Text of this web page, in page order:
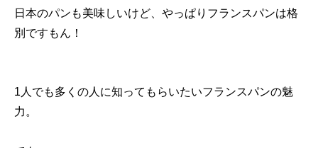
日本のパンも美味しいけど、やっぱりフランスパンは格
別ですもん！
1人でも多くの人に知ってもらいたいフランスパンの魅
力。